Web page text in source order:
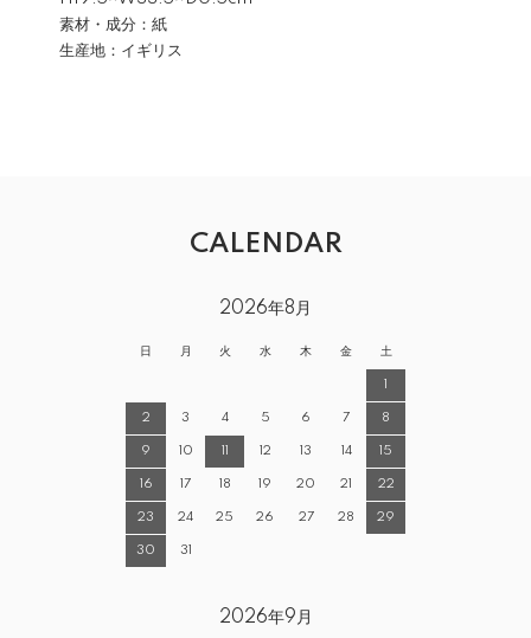
素材・成分：紙
生産地：イギリス
CALENDAR
2026年8月
日 月 火 水 木 金 土
1
2 3 4 5 6 7 8
9 10 11 12 13 14 15
16 17 18 19 20 21 22
23 24 25 26 27 28 29
30 31
2026年9月